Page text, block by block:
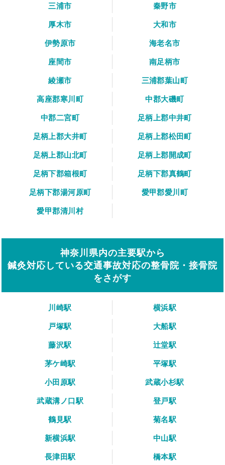
三浦市
秦野市
厚木市
大和市
伊勢原市
海老名市
座間市
南足柄市
綾瀬市
三浦郡葉山町
高座郡寒川町
中郡大磯町
中郡二宮町
足柄上郡中井町
足柄上郡大井町
足柄上郡松田町
足柄上郡山北町
足柄上郡開成町
足柄下郡箱根町
足柄下郡真鶴町
足柄下郡湯河原町
愛甲郡愛川町
愛甲郡清川村
神奈川県内の主要駅から
鍼灸対応している交通事故対応の整骨院・接骨院
をさがす
川崎駅
横浜駅
戸塚駅
大船駅
藤沢駅
辻堂駅
茅ケ崎駅
平塚駅
小田原駅
武蔵小杉駅
武蔵溝ノ口駅
登戸駅
鶴見駅
菊名駅
新横浜駅
中山駅
長津田駅
橋本駅